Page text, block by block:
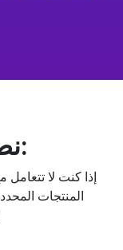
نصيحة احترافية:
إذا كنت لا
المنتجات